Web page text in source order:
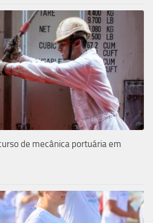
de mecânica portuária em